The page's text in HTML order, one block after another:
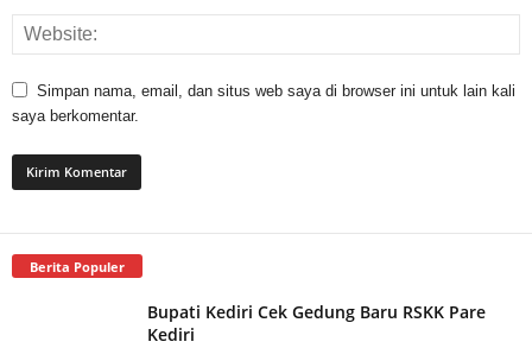
Simpan nama, email, dan situs web saya di browser ini untuk lain kali
saya berkomentar.
Berita Populer
Bupati Kediri Cek Gedung Baru RSKK Pare
Kediri